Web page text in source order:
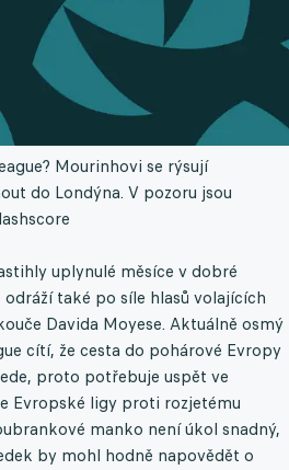
Mourinhovi se rýsují
do Londýna. V pozoru jsou
uplynulé měsíce v dobré
také po síle hlasů volajících
Davida Moyese. Aktuálně osmý
cítí, že cesta do pohárové Evropy
proto potřebuje uspět ve
Evropské ligy proti rozjetému
manko není úkol snadný,
by mohl hodně napovědět o